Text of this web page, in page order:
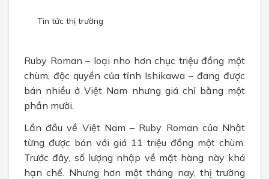
Tin tức thị trường
Ruby Roman – loại nho hơn chục triệu đồng một
chùm, độc quyền của tỉnh Ishikawa – đang được
bán nhiều ở Việt Nam nhưng giá chỉ bằng một
phần mười.
Lần đầu về Việt Nam – Ruby Roman của Nhật
từng được bán với giá 11 triệu đồng một chùm.
Trước đây, số lượng nhập về mặt hàng này khá
hạn chế. Nhưng hơn một tháng nay, thị trường